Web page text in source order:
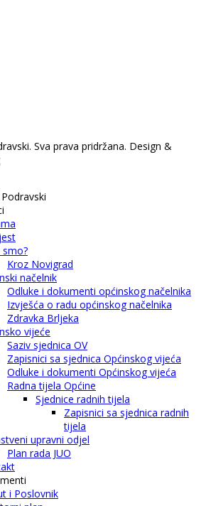
Sva prava pridržana. Design &
smo?
Kroz Novigrad
načelnik
Odluke i dokumenti općinskog načelnika
Izvješća o radu općinskog načelnika
Zdravka Brljeka
vijeće
Saziv sjednica OV
Zapisnici sa sjednica Općinskog vijeća
Odluke i dokumenti Općinskog vijeća
Radna tijela Općine
Sjednice radnih tijela
Zapisnici sa sjednica radnih
tijela
upravni odjel
Plan rada JUO
i Poslovnik